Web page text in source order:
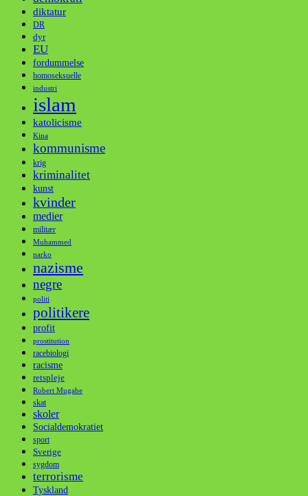
diktatur
DR
dyr
EU
fordummelse
homoseksuelle
industri
islam
katolicisme
Kina
kommunisme
krig
kriminalitet
kunst
kvinder
medier
militær
Muhammed
narko
nazisme
negre
politi
politikere
profit
prostitution
racebiologi
racisme
retspleje
Robert Mugabe
skat
skoler
Socialdemokratiet
sport
Sverige
sygdom
terrorisme
Tyskland